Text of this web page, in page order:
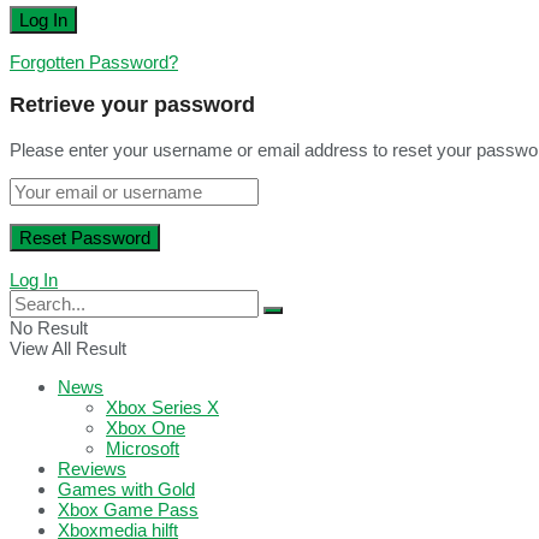
Forgotten Password?
Retrieve your password
Please enter your username or email address to reset your
Log In
No Result
View All Result
News
Xbox Series X
Xbox One
Microsoft
Reviews
Games with Gold
Xbox Game Pass
Xboxmedia hilft